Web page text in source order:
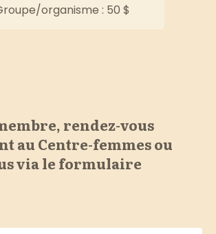
organisme : 50 $
rendez-vous
au Centre-femmes ou
via le formulaire